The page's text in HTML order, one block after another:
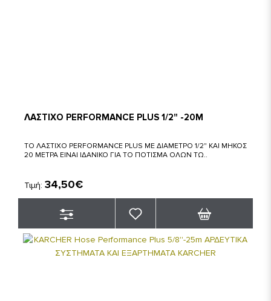
ΛΑΣΤΙΧΟ PERFORMANCE PLUS 1/2" -20M
ΤΟ ΛΑΣΤΙΧΟ PERFORMANCE PLUS ΜΕ ΔΙΑΜΕΤΡΟ 1/2" ΚΑΙ ΜΗΚΟΣ
20 ΜΕΤΡΑ ΕΙΝΑΙ ΙΔΑΝΙΚΟ ΓΙΑ ΤΟ ΠΟΤΙΣΜΑ ΟΛΩΝ ΤΩ..
Τιμή: 34,50€